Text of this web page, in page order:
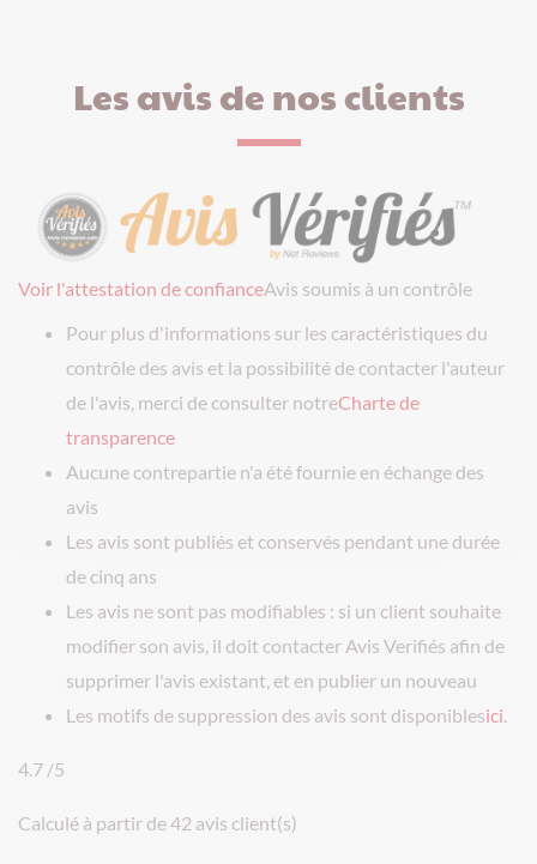
Les avis de nos clients
Voir l'attestation de confianceAvis soumis à un contrôle
Pour plus d'informations sur les caractéristiques du
contrôle des avis et la possibilité de contacter l'auteur
de l'avis, merci de consulter notreCharte de
transparence
Aucune contrepartie n'a été fournie en échange des
avis
Les avis sont publiés et conservés pendant une durée
de cinq ans
Les avis ne sont pas modifiables : si un client souhaite
modifier son avis, il doit contacter Avis Verifiés afin de
supprimer l'avis existant, et en publier un nouveau
Les motifs de suppression des avis sont disponiblesici.
4.7 /5
Calculé à partir de 42 avis client(s)